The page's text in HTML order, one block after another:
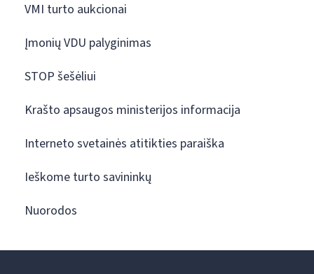
VMI turto aukcionai
Įmonių VDU palyginimas
STOP šešėliui
Krašto apsaugos ministerijos informacija
Interneto svetainės atitikties paraiška
Ieškome turto savininkų
Nuorodos